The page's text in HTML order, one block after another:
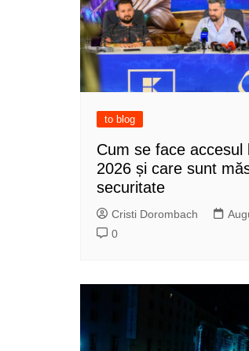
to blog
Cum se face accesul
2026 și care sunt
securitate
Cristi Dorombach
0